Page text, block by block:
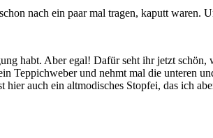
nach ein paar mal tragen, kaputt waren.
habt. Aber egal! Dafür seht ihr jetzt
und nehmt mal die unteren
auch ein altmodisches Stopfei, das ich